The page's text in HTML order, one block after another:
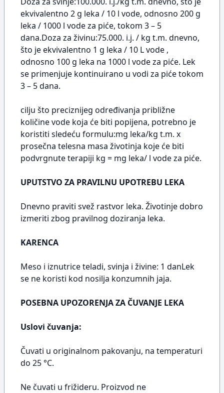
ekvivalentno 2 g leka / 10 l vode, odnosno 200 g
leka / 1000 l vode za piće, tokom 3 – 5
dana.Doza za živinu:75.000. i.j. / kg t.m. dnevno,
što je ekvivalentno 1 g leka / 10 L vode ,
odnosno 100 g leka na 1000 l vode za piće. Lek
se primenjuje kontinuirano u vodi za piće tokom
3 – 5 dana.
cilju što preciznijeg određivanja približne
količine vode koja će biti popijena, potrebno je
koristiti sledeću formulu:mg leka/kg t.m. x
prosečna telesna masa životinja koje će biti
podvrgnute terapiji kg = mg leka/ l vode za piće.
UPUTSTVO ZA PRAVILNU UPOTREBU LEKA
Dnevno praviti svež rastvor leka. Životinje dobro
izmeriti zbog pravilnog doziranja leka.
KARENCA
Meso i iznutrice teladi, svinja i živine: 1 danLek
se ne koristi kod nosilja konzumnih jaja.
POSEBNA UPOZORENJA ZA ČUVANJE LEKA
Uslovi čuvanja:
Čuvati u originalnom pakovanju, na temperaturi
do 25 °C.
Ne čuvati u frižideru. Proizvod ne